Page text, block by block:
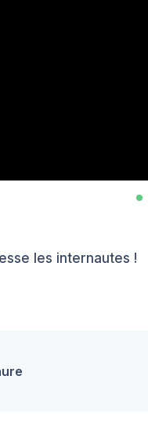
les internautes !